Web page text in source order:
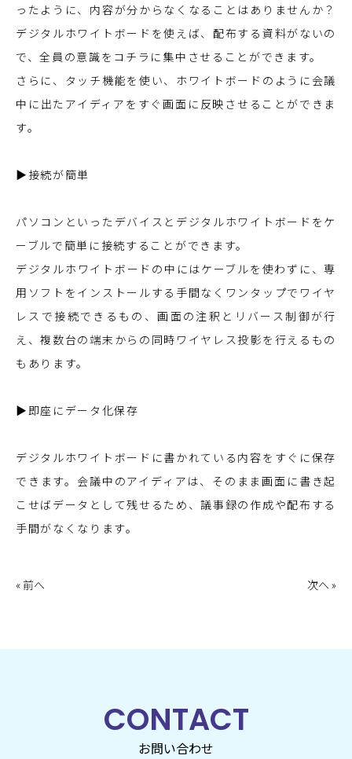
ったように、内容が分からなくなることはありませんか？
デジタルホワイトボードを使えば、配布する資料がないの
で、全員の意識をコチラに集中させることができます。
さらに、タッチ機能を使い、ホワイトボードのように会議
中に出たアイディアをすぐ画面に反映させることができま
す。
▶接続が簡単
パソコンといったデバイスとデジタルホワイトボードをケ
ーブルで簡単に接続することができます。
デジタルホワイトボードの中にはケーブルを使わずに、専
用ソフトをインストールする手間なくワンタップでワイヤ
レスで接続できるもの、画面の注釈とリバース制御が行
え、複数台の端末からの同時ワイヤレス投影を行えるもの
もあります。
▶即座にデータ化保存
デジタルホワイトボードに書かれている内容をすぐに保存
できます。会議中のアイディアは、そのまま画面に書き起
こせばデータとして残せるため、議事録の作成や配布する
手間がなくなります。
« 前へ 次へ »
CONTACT
お問い合わせ